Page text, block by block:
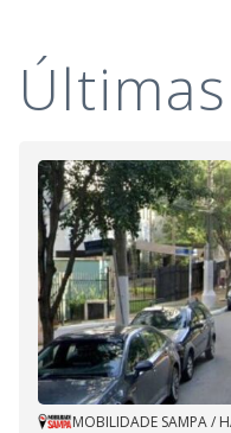
Últimas
MOBILIDADE SAMPA/